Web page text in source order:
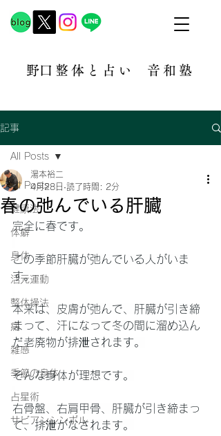
​野口整体と占い 音和塾​
記事
All Posts
健康法
体癖
身体
活元運動
整体操法
病
雑感
季節の身体
占星術
サビアンシンボル
All Posts
春の弛んでいる肝臓
湯本裕二
4月28日 読了時間: 2分
完全に春です。
この季節肝臓が弛んでいる人がいま
す。
本来は、皮膚が弛んで、肝臓が引き締
まって、汗になって冬の間に溜め込ん
だ老廃物が排泄されます。
そんな身体が理想です。
右骨盤、右肩甲骨、肝臓が引き締まっ
て、排泄がなされます。